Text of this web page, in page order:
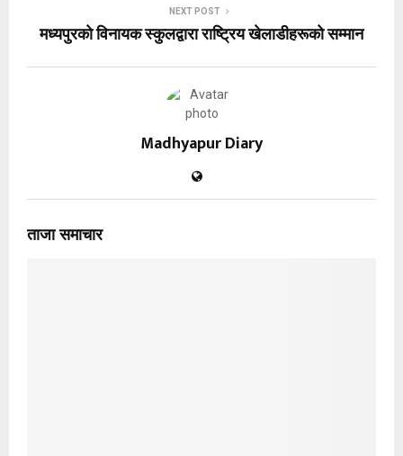
NEXT POST
मध्यपुरको विनायक स्कुलद्वारा राष्ट्रिय खेलाडीहरूको सम्मान
Madhyapur Diary
ताजा समाचार